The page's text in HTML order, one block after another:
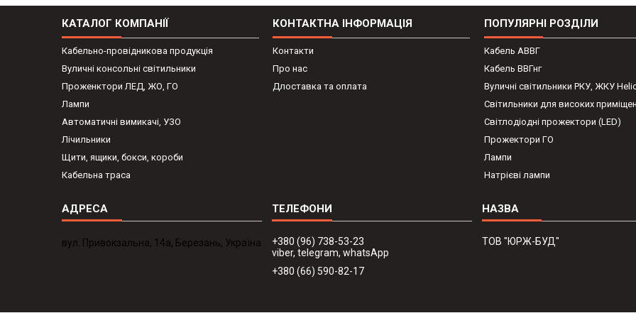
КАТАЛОГ КОМПАНІЇ
Кабельно-провідникова продукція
Вуличні консольні світильники
Проженктори ЛЕД, ЖО, ГО
Лампи
Автоматичні вимикачі, УЗО
Лічильники
Щити, ящики, бокси, короби
Кабельна траса
КОНТАКТНА ІНФОРМАЦІЯ
Контакти
Про нас
Длоставка та оплата
ПОПУЛЯРНІ РОЗДІЛИ
Кабель АВВГ
Кабель ВВГнг
Вуличні світильники РКУ, ЖКУ
Світильники для високих
Світлодіодні прожектори (LED)
Прожектори ГО
Лампи
Натрієві лампи
вул. Привокзальна, 14а, Березань, Україна
+380 (96) 738-53-23
viber, telegram, whatsApp
+380 (66) 590-82-17
ТОВ "ЮРЖ-БУД"